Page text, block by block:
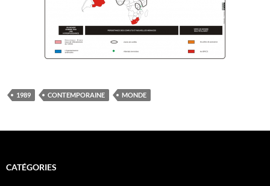
1989 CONTEMPORAINE MONDE
CATÉGORIES